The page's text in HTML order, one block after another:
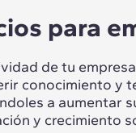
para
de tu empresa
conocimiento y
a aumentar
y crecimiento